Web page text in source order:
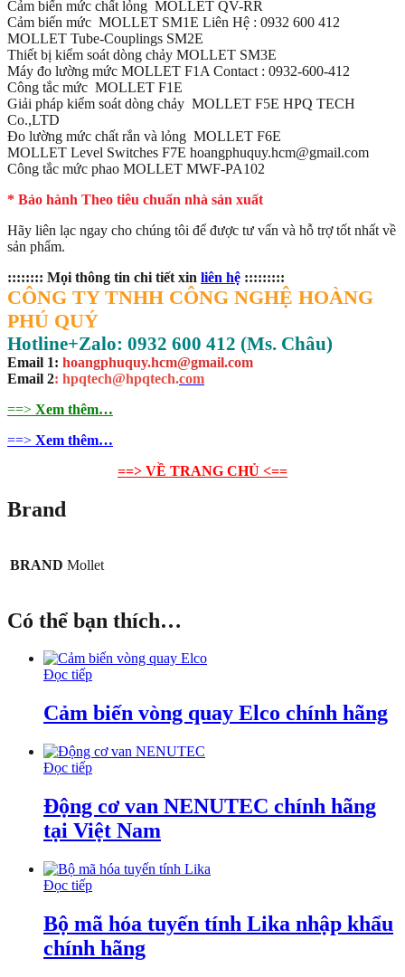
Cảm biến mức chất lỏng MOLLET QV-RR
Cảm biến mức MOLLET SM1E Liên Hệ : 0932 600 412
MOLLET Tube-Couplings SM2E
Thiết bị kiểm soát dòng chảy MOLLET SM3E
Máy đo lường mức MOLLET F1A Contact : 0932-600-412
Công tắc mức MOLLET F1E
Giải pháp kiểm soát dòng chảy MOLLET F5E HPQ TECH
Co.,LTD
Đo lường mức chất rắn và lỏng MOLLET F6E
MOLLET Level Switches F7E hoangphuquy.hcm@gmail.com
Công tắc mức phao MOLLET MWF-PA102
* Bảo hành Theo tiêu chuẩn nhà sản xuất
Hãy liên lạc ngay cho chúng tôi để được tư vấn và hỗ trợ tốt nhất về
sản phẩm.
:::::::: Mọi thông tin chi tiết xin liên hệ :::::::::
CÔNG TY TNHH CÔNG NGHỆ HOÀNG
PHÚ QUÝ
Hotline+Zalo: 0932 600 412 (Ms. Châu)
Email 1: hoangphuquy.hcm@gmail.com
Email 2: hpqtech@hpqtech.com
==> Xem thêm…
==> Xem thêm…
==> VỀ TRANG CHỦ <==
Brand
BRAND Mollet
Có thể bạn thích…
Đọc tiếp
Cảm biến vòng quay Elco chính hãng
Đọc tiếp
Động cơ van NENUTEC chính hãng
tại Việt Nam
Đọc tiếp
Bộ mã hóa tuyến tính Lika nhập khẩu
chính hãng